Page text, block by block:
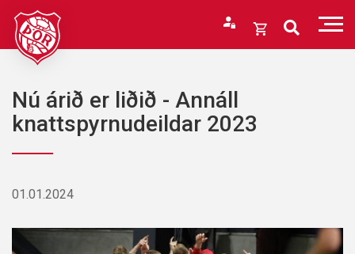
Fara
efni
Opna
Karfan þín
Karfan er tóm.
Nú árið er liðið - Annáll
knattspyrnudeildar 2023
01.01.2024